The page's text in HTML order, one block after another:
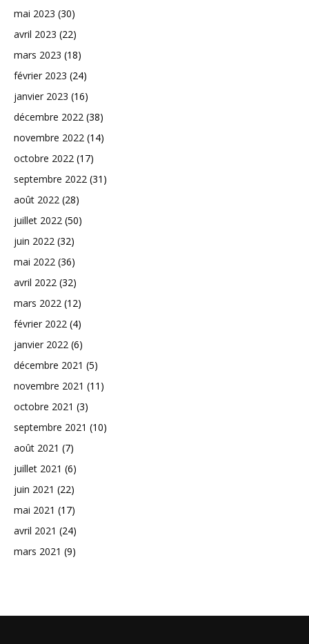
mai 2023 (30)
avril 2023 (22)
mars 2023 (18)
février 2023 (24)
janvier 2023 (16)
décembre 2022 (38)
novembre 2022 (14)
octobre 2022 (17)
septembre 2022 (31)
août 2022 (28)
juillet 2022 (50)
juin 2022 (32)
mai 2022 (36)
avril 2022 (32)
mars 2022 (12)
février 2022 (4)
janvier 2022 (6)
décembre 2021 (5)
novembre 2021 (11)
octobre 2021 (3)
septembre 2021 (10)
août 2021 (7)
juillet 2021 (6)
juin 2021 (22)
mai 2021 (17)
avril 2021 (24)
mars 2021 (9)